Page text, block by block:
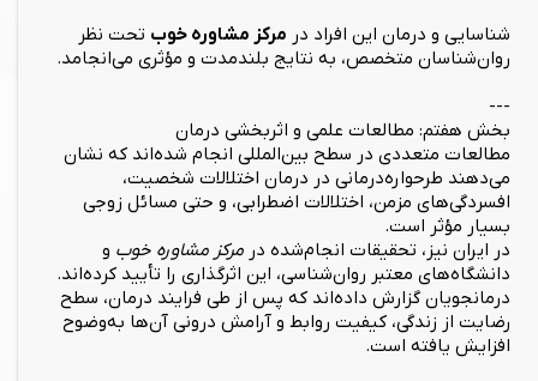
شناسایی و درمان این افراد در مرکز مشاوره خوب تحت نظر
روان‌شناسان متخصص، به نتایج بلندمدت و مؤثری می‌انجامد.
---
بخش هفتم: مطالعات علمی و اثربخشی درمان
مطالعات متعددی در سطح بین‌المللی انجام شده‌اند که نشان
می‌دهند طرحواره‌درمانی در درمان اختلالات شخصیت،
افسردگی‌های مزمن، اختلالات اضطرابی، و حتی مسائل زوجی
بسیار مؤثر است.
در ایران نیز، تحقیقات انجام‌شده در مرکز مشاوره خوب و
دانشگاه‌های معتبر روان‌شناسی، این اثرگذاری را تأیید کرده‌اند.
درمانجویان گزارش داده‌اند که پس از طی فرایند درمان، سطح
رضایت از زندگی، کیفیت روابط و آرامش درونی آن‌ها به‌وضوح
افزایش یافته است.